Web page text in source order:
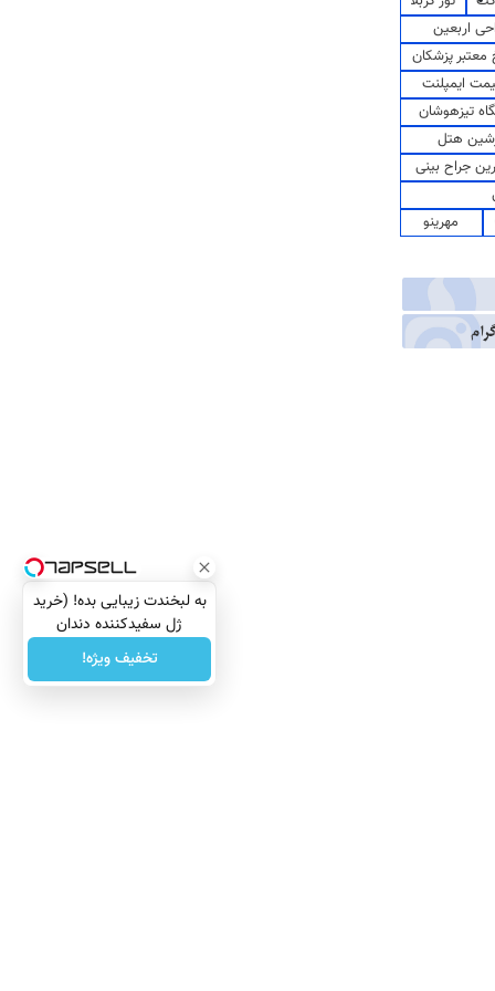
اربعین
پزشکان
ایمپلنت
تیزهوشان
هتل
جراح بینی
مهرینو
به لبخندت زیبایی بده! (خرید
ژل سفیدکننده دندان
با40%تخفیف)تخفیف ویژه!